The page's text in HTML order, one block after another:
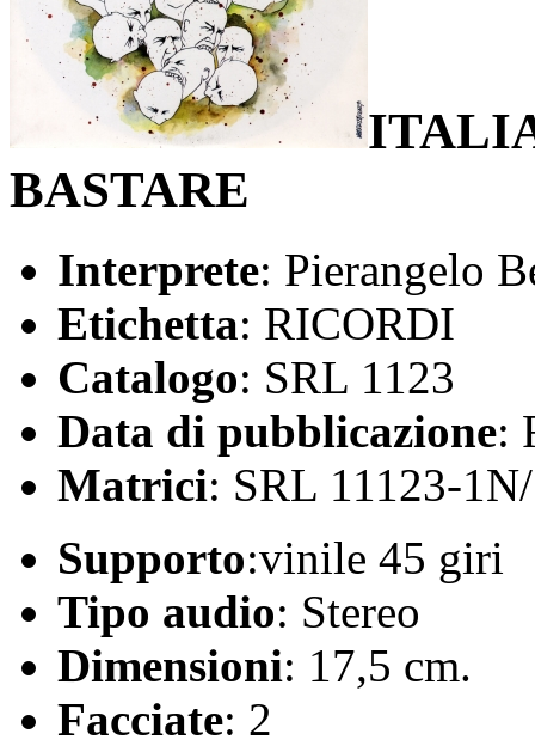
BASTARE
Interprete: Pierangelo
Etichetta: RICORDI
Catalogo: SRL 1123
Data di pubblicazione:
Matrici: SRL 11123-
Supporto:vinile 45 giri
Tipo audio: Stereo
Dimensioni: 17,5 cm.
Facciate: 2